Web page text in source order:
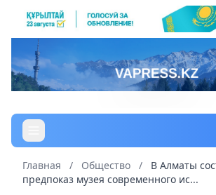
Главная / Общество /
В Алматы
предпоказ музея современного ис...